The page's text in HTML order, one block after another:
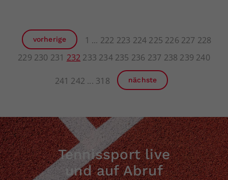
vorherige 1 222 223 224 225 226 227 228
229 230 231 232 233 234 235 236 237 238 239 240
241 242 318 nächste
Tennissport live
und auf Abruf